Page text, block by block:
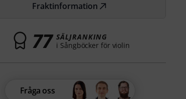
Fraktinformation
77 SÄLJRANKING
i Sångböcker för violin
Fråga oss